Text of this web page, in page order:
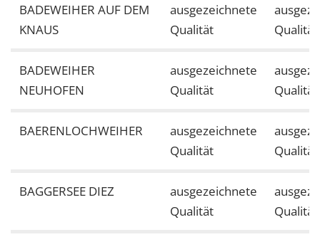
BADEWEIHER AUF DEM
KNAUS
ausgezeichnete
Qualität
Qualität
BADEWEIHER
NEUHOFEN
ausgezeichnete
Qualität
Qualität
BAERENLOCHWEIHER
ausgezeichnete
Qualität
Qualität
BAGGERSEE DIEZ
ausgezeichnete
Qualität
Qualität